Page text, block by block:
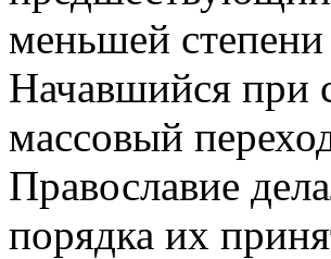
меньшей
Начавшийся при
массовый
Православие
порядка их